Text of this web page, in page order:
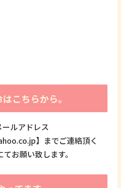
こちらから。
ルアドレス
】までご連絡頂く
お願い致します。